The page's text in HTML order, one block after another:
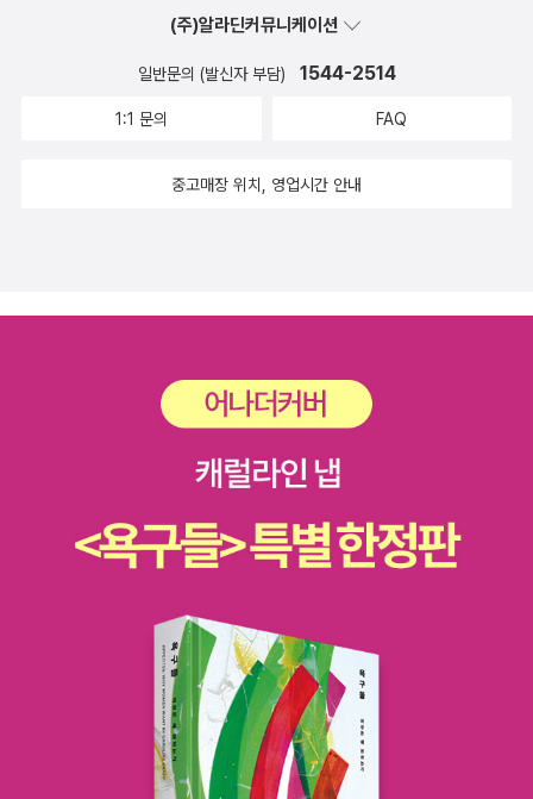
(주)알라딘커뮤니케이션
일반문의 (발신자 부담) 1544-2514
1:1 문의 FAQ
중고매장 위치, 영업시간 안내